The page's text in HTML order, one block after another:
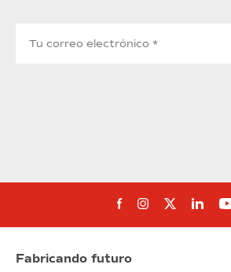
Síguenos en
Síguenos en
Fabricando futuro